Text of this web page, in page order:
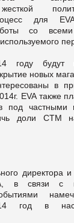
для
со
году будут
новых
в
EVA также
под
доли СТМ
директора
в связи с
год в